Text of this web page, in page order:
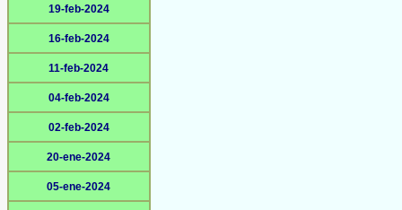
19-feb-2024
16-feb-2024
11-feb-2024
04-feb-2024
02-feb-2024
20-ene-2024
05-ene-2024